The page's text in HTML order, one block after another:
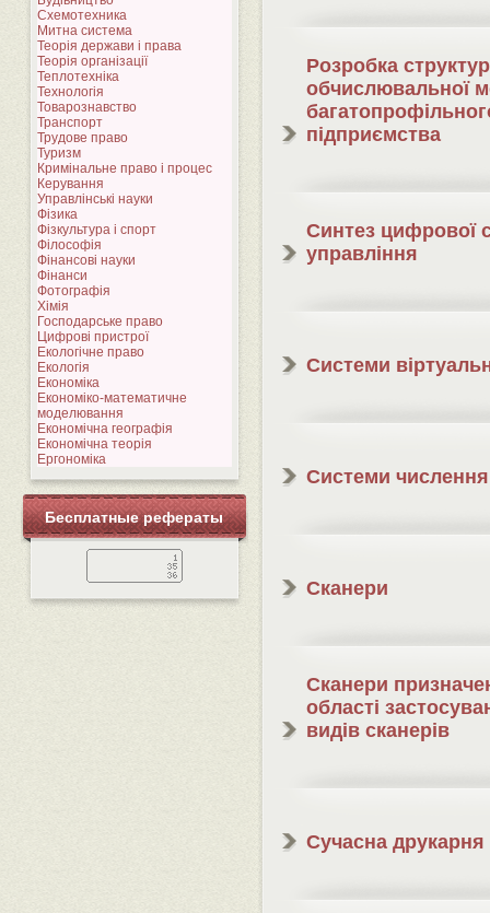
Схемотехника
Митна система
Теорія держави і права
Теорія організації
Теплотехніка
Технологія
Товарознавство
Транспорт
Трудове право
Туризм
Кримінальне право і процес
Керування
Управлінські науки
Фізика
Фізкультура і спорт
Філософія
Фінансові науки
Фінанси
Фотографія
Хімія
Господарське право
Цифрові пристрої
Екологічне право
Екологія
Економіка
Економіко-математичне
моделювання
Економічна географія
Економічна теорія
Ергономіка
Бесплатные рефераты
Розробка
обчислювальної
підприємства
Синтез цифрової
управління
Системи
Системи числення
Сканери
Сканери
області
видів сканерів
Сучасна друкарня